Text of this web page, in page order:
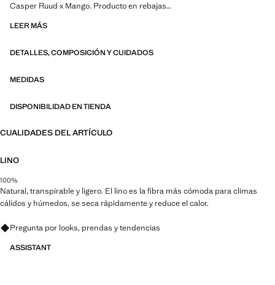
Casper Ruud x Mango. Producto en rebajas
ESSENTIALS: Made to last. Hemos reforzado nuestras exigencias de
Diseñadas considerando cuidadosamente su confección, son todavía
LEER MÁS
DETALLES, COMPOSICIÓN Y CUIDADOS
MEDIDAS
DISPONIBILIDAD EN TIENDA
CUALIDADES DEL ARTÍCULO
LINO
100%
Natural, transpirable y ligero. El lino es la fibra más cómoda para climas
cálidos y húmedos, se seca rápidamente y reduce el calor.
Pregunta por looks, prendas y tendencias
ASSISTANT